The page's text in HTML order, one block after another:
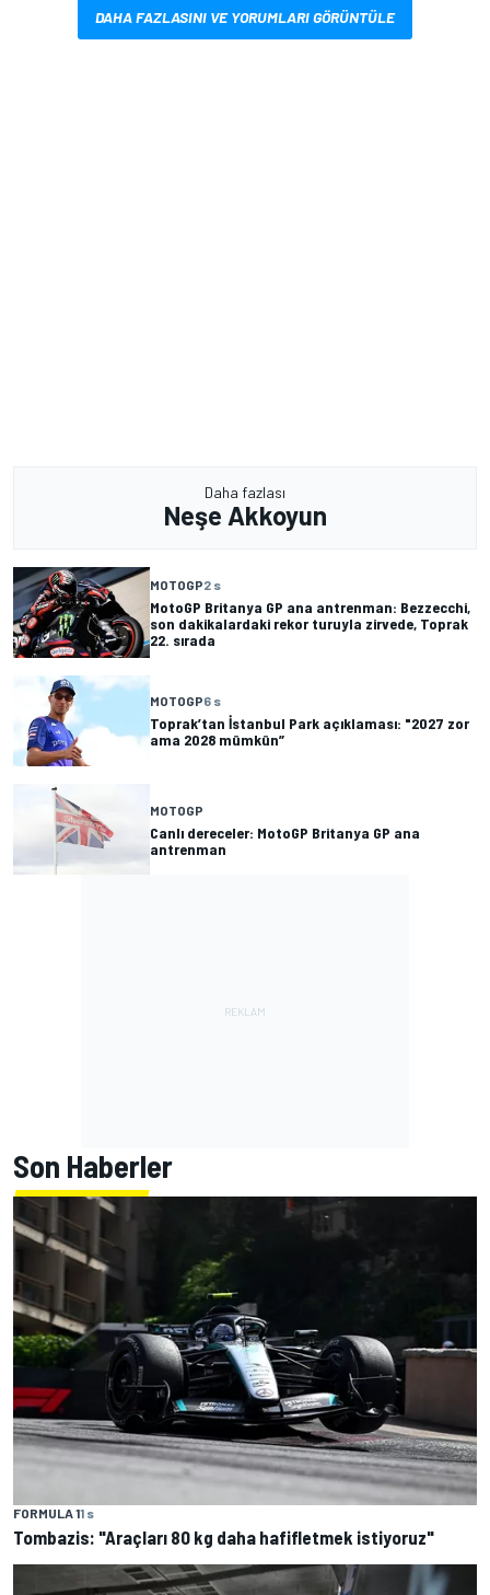
DAHA FAZLASINI VE YORUMLARI GÖRÜNTÜLE
Daha fazlası
Neşe Akkoyun
MOTOGP2 s
MotoGP Britanya GP ana antrenman: Bezzecchi,
son dakikalardaki rekor turuyla zirvede, Toprak
22. sırada
MOTOGP6 s
Toprak’tan İstanbul Park açıklaması: "2027 zor
ama 2028 mümkün”
MOTOGP
Canlı dereceler: MotoGP Britanya GP ana
antrenman
Son Haberler
FORMULA 11 s
Tombazis: "Araçları 80 kg daha hafifletmek istiyoruz"